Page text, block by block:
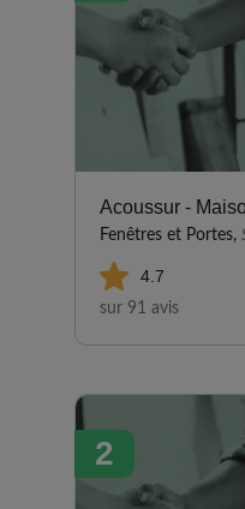
Acoussur -
Fenêtres et Portes,
4.7
sur 91 avis
2